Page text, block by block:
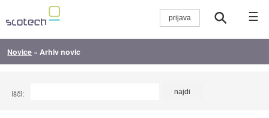
☰
Novice » Arhiv novic
Išči: